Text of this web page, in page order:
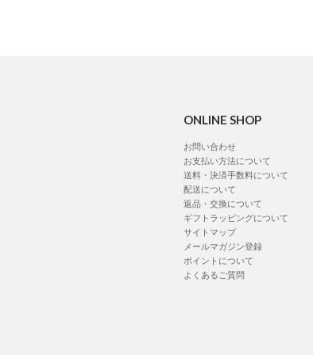
ONLINE SHOP
お問い合わせ
お支払い方法について
送料・決済手数料について
配送について
返品・交換について
ギフトラッピングについて
サイトマップ
メールマガジン登録
ポイントについて
よくあるご質問